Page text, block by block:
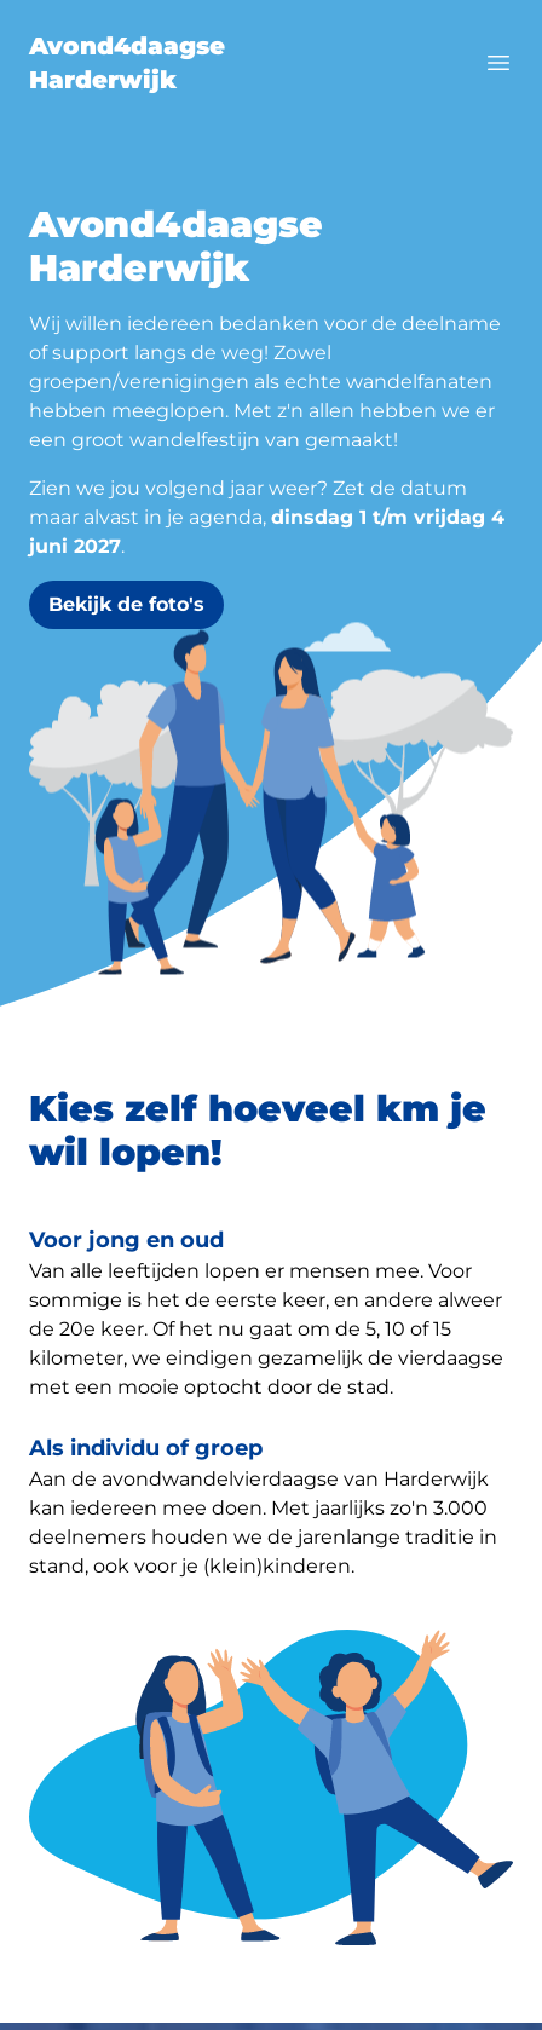
Avond4daagse
Harderwijk
Avond4daagse
Harderwijk
Wij willen iedereen bedanken voor de deelname
of support langs de weg! Zowel
groepen/verenigingen als echte wandelfanaten
hebben meeglopen. Met z'n allen hebben we er
een groot wandelfestijn van gemaakt!
Zien we jou volgend jaar weer? Zet de datum
maar alvast in je agenda, dinsdag 1 t/m vrijdag 4
juni 2027.
Bekijk de foto's
Kies zelf hoeveel km je
wil lopen!
Voor jong en oud
Van alle leeftijden lopen er mensen mee. Voor
sommige is het de eerste keer, en andere alweer
de 20e keer. Of het nu gaat om de 5, 10 of 15
kilometer, we eindigen gezamelijk de vierdaagse
met een mooie optocht door de stad.
Als individu of groep
Aan de avondwandelvierdaagse van Harderwijk
kan iedereen mee doen. Met jaarlijks zo'n 3.000
deelnemers houden we de jarenlange traditie in
stand, ook voor je (klein)kinderen.